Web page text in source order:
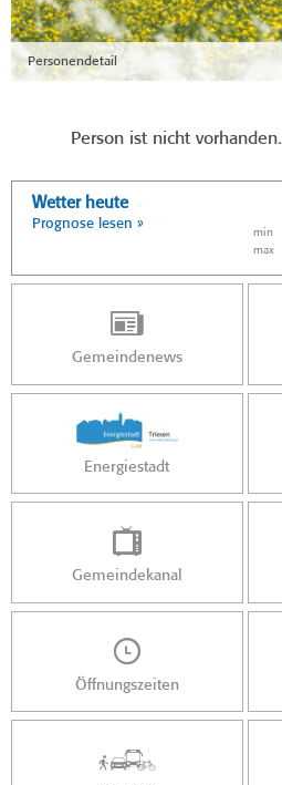
Personendetail
Person ist nicht vorhanden.
Wetter heute
Prognose lesen »
min
max
Gemeindenews
Energiestadt
Gemeindekanal
Öffnungszeiten